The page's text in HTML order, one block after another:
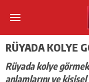
RÜYADA KOLYE
Rüyada kolye
anlamlarını ve kişisel